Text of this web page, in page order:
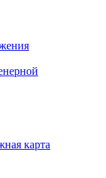
карта